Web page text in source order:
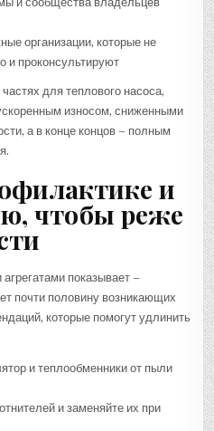
организации, которые не
и проконсультируют
для теплового насоса,
износом, сниженными
а в конце концов – полным
и
чтобы реже
показывает –
почти половину возникающих
которые помогут удлинить
и теплообменники от пыли
и заменяйте их при